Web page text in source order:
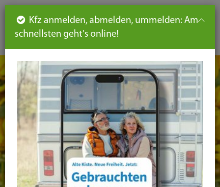
DE
Seiteninhalt
Hauptnavigation
Seitennavigation
leichte
Sprache
Kfz anmelden, abmelden, ummelden: Am
schnellsten geht's online!